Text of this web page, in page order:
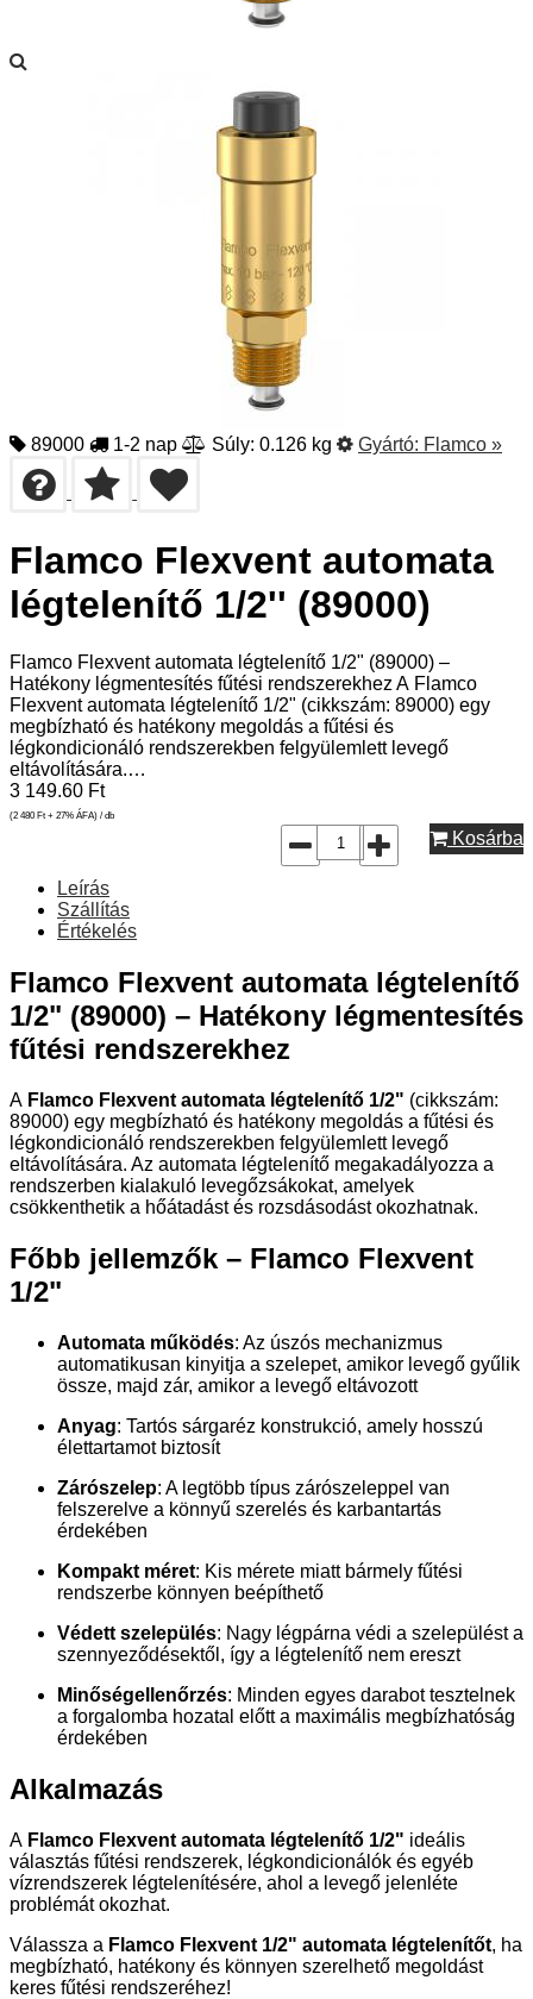
89000 1-2 nap Súly: 0.126 kg Gyártó: Flamco »
Flamco Flexvent automata
légtelenítő 1/2'' (89000)
Flamco Flexvent automata légtelenítő 1/2" (89000) –
Hatékony légmentesítés fűtési rendszerekhez A Flamco
Flexvent automata légtelenítő 1/2" (cikkszám: 89000) egy
megbízható és hatékony megoldás a fűtési és
légkondicionáló rendszerekben felgyülemlett levegő
eltávolítására.…
3 149.60 Ft
(2 480 Ft + 27% ÁFA) / db
Kosárba
Leírás
Szállítás
Értékelés
Flamco Flexvent automata légtelenítő
1/2" (89000) – Hatékony légmentesítés
fűtési rendszerekhez
A Flamco Flexvent automata légtelenítő 1/2" (cikkszám:
89000) egy megbízható és hatékony megoldás a fűtési és
légkondicionáló rendszerekben felgyülemlett levegő
eltávolítására. Az automata légtelenítő megakadályozza a
rendszerben kialakuló levegőzsákokat, amelyek
csökkenthetik a hőátadást és rozsdásodást okozhatnak.
Főbb jellemzők – Flamco Flexvent
1/2"
Automata működés: Az úszós mechanizmus
automatikusan kinyitja a szelepet, amikor levegő gyűlik
össze, majd zár, amikor a levegő eltávozott
Anyag: Tartós sárgaréz konstrukció, amely hosszú
élettartamot biztosít
Zárószelep: A legtöbb típus zárószeleppel van
felszerelve a könnyű szerelés és karbantartás
érdekében
Kompakt méret: Kis mérete miatt bármely fűtési
rendszerbe könnyen beépíthető
Védett szelepülés: Nagy légpárna védi a szelepülést a
szennyeződésektől, így a légtelenítő nem ereszt
Minőségellenőrzés: Minden egyes darabot tesztelnek
a forgalomba hozatal előtt a maximális megbízhatóság
érdekében
Alkalmazás
A Flamco Flexvent automata légtelenítő 1/2" ideális
választás fűtési rendszerek, légkondicionálók és egyéb
vízrendszerek légtelenítésére, ahol a levegő jelenléte
problémát okozhat.
Válassza a Flamco Flexvent 1/2" automata légtelenítőt, ha
megbízható, hatékony és könnyen szerelhető megoldást
keres fűtési rendszeréhez!